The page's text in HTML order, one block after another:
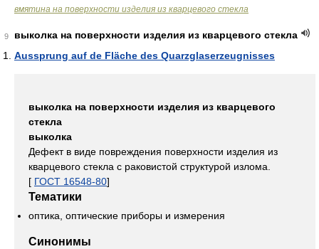
вмятина на поверхности изделия из кварцевого стекла
9
выколка на поверхности изделия из кварцевого стекла
Aussprung auf de Fläche des Quarzglaserzeugnisses
выколка на поверхности изделия из кварцевого
стекла
выколка
Дефект в виде повреждения поверхности изделия из
кварцевого стекла с раковистой структурой излома.
[ ГОСТ 16548-80]
Тематики
оптика, оптические приборы и измерения
Синонимы